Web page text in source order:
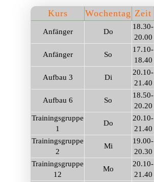
Kurs Wochentag Zeit
Anfänger Do
18.30-
20.00
Anfänger So
17.10-
18.40
Aufbau 3 Di
20.10-
21.40
Aufbau 6 So
18.50-
20.20
Trainingsgruppe
1
Do
20.10-
21.40
Trainingsgruppe
2
Mi
19.00-
20.30
Trainingsgruppe
12
Mo
20.10-
21.40